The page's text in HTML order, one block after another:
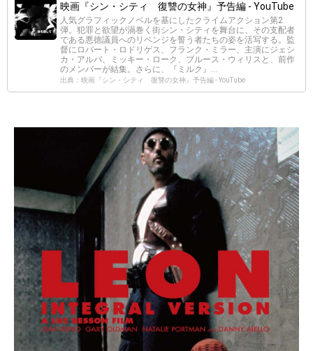
映画『シン・シティ 復讐の女神』予告編 - YouTube
人気グラフィックノベルを基にしたクライムアクション第2
弾。犯罪と欲望が渦巻く街シン・シティを舞台に、その支配者
である悪徳議員へのリベンジを誓う者たちの姿を活写する。監
督にロバート・ロドリゲス、フランク・ミラー、主演にジェシ
カ・アルバ、ミッキー・ローク、ブルース・ウィリスと、前作
のメンバーが結集。さらに、『ミルク』...
出典：映画『シン・シティ 復讐の女神』予告編 - YouTube